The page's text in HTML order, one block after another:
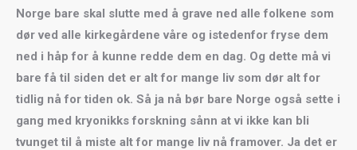
Norge bare skal slutte med å grave ned alle folkene som
dør ved alle kirkegårdene våre og istedenfor fryse dem
ned i håp for å kunne redde dem en dag. Og dette må vi
bare få til siden det er alt for mange liv som dør alt for
tidlig nå for tiden ok. Så ja nå bør bare Norge også sette i
gang med kryonikks forskning sånn at vi ikke kan bli
tvunget til å miste alt for mange liv nå framover. Ja det er